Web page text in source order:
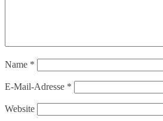
Name *
E-Mail-Adresse *
Website